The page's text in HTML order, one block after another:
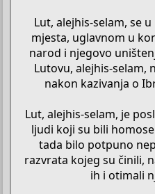
Lut, alejhis-selam, se
mjesta, uglavnom u
narod i njegovo
Lutovu, alejhis-selam,
nakon kazivanja o
Lut, alejhis-selam, je
ljudi koji su bili
tada bilo potpuno
razvrata kojeg su činili,
ih i otimali